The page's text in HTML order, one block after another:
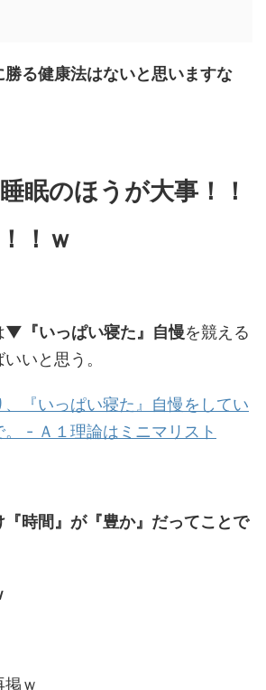
勝る健康法はないと思いますな
眠のほうが大事！！
！ｗ
▼『いっぱい寝た』自慢を競える
いと思う。
、『いっぱい寝た』自慢をしてい
。 - Ａ１理論はミニマリスト
『時間』が『豊か』だってことで
ｗ